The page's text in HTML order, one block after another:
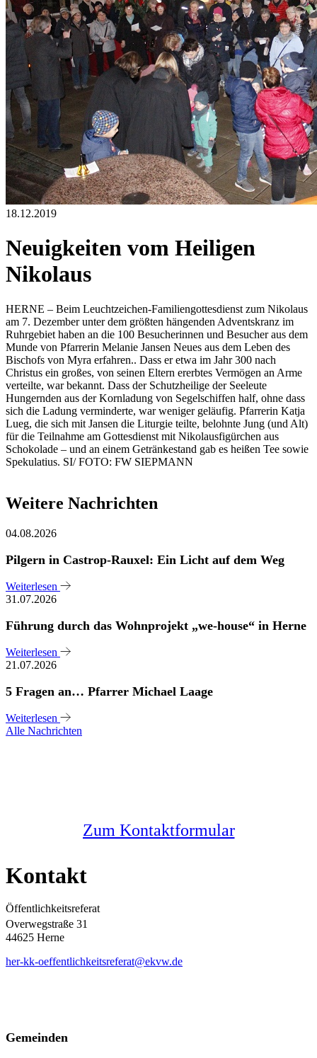
18.12.2019
Neuigkeiten vom Heiligen
Nikolaus
HERNE – Beim Leuchtzeichen-Familiengottesdienst zum Nikolaus
am 7. Dezember unter dem größten hängenden Adventskranz im
Ruhrgebiet haben an die 100 Besucherinnen und Besucher aus dem
Munde von Pfarrerin Melanie Jansen Neues aus dem Leben des
Bischofs von Myra erfahren.. Dass er etwa im Jahr 300 nach
Christus ein großes, von seinen Eltern ererbtes Vermögen an Arme
verteilte, war bekannt. Dass der Schutzheilige der Seeleute
Hungernden aus der Kornladung von Segelschiffen half, ohne dass
sich die Ladung verminderte, war weniger geläufig. Pfarrerin Katja
Lueg, die sich mit Jansen die Liturgie teilte, belohnte Jung (und Alt)
für die Teilnahme am Gottesdienst mit Nikolausfigürchen aus
Schokolade – und an einem Getränkestand gab es heißen Tee sowie
Spekulatius. SI/ FOTO: FW SIEPMANN
Weitere Nachrichten
04.08.2026
Pilgern in Castrop-Rauxel: Ein Licht auf dem Weg
Weiterlesen
31.07.2026
Führung durch das Wohnprojekt „we-house“ in Herne
Weiterlesen
21.07.2026
5 Fragen an… Pfarrer Michael Laage
Weiterlesen
Alle Nachrichten
Zum Kontaktformular
Kontakt
Öffentlichkeitsreferat
Overwegstraße 31
44625 Herne
her-kk-oeffentlichkeitsreferat@ekvw.de
Gemeinden